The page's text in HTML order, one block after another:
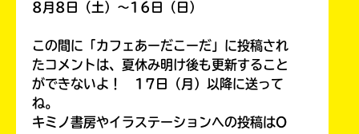
8月8日（土）～16日（日）
この間に「カフェあーだこーだ」に投稿され
たコメントは、夏休み明け後も更新すること
ができないよ！ 17日（月）以降に送って
ね。
キミノ書房やイラステーションへの投稿はO